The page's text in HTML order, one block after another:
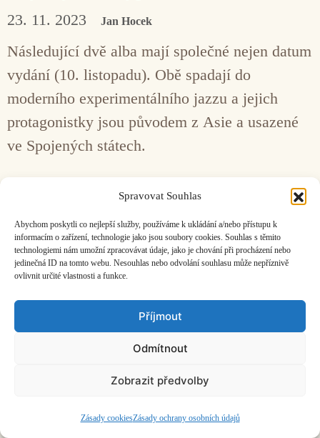
Spravovat Souhlas
Abychom poskytli co nejlepší služby, používáme k ukládání a/nebo přístupu k
informacím o zařízení, technologie jako jsou soubory cookies. Souhlas s těmito
technologiemi nám umožní zpracovávat údaje, jako je chování při procházení nebo
jedinečná ID na tomto webu. Nesouhlas nebo odvolání souhlasu může nepříznivě
ovlivnit určité vlastnosti a funkce.
Příjmout
Odmítnout
Zobrazit předvolby
Zásady cookiesZásady ochrany osobních údajů
23. 11. 2023 Jan Hocek
Následující dvě alba mají společné nejen datum
vydání (10. listopadu). Obě spadají do
moderního experimentálního jazzu a jejich
protagonistky jsou původem z Asie a usazené
ve Spojených státech.
Facebook
Bandcamp
Mail
©2026 HISvoice – design a admin